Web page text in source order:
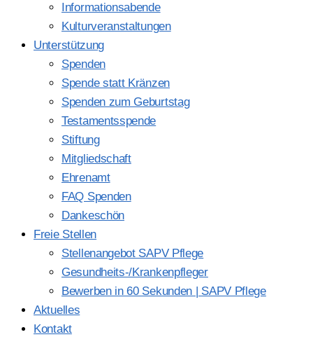
Informationsabende
Kulturveranstaltungen
Unterstützung
Spenden
Spende statt Kränzen
Spenden zum Geburtstag
Testamentsspende
Stiftung
Mitgliedschaft
Ehrenamt
FAQ Spenden
Dankeschön
Freie Stellen
Stellenangebot SAPV Pflege
Gesundheits-/Krankenpfleger
Bewerben in 60 Sekunden | SAPV Pflege
Aktuelles
Kontakt